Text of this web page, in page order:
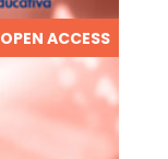
OPEN ACCESS